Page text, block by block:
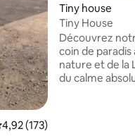
: 4,97 sur 5
moyenne sur la
4,92 (173)
Tiny house
Tiny House
Découvrez
coin de
nature et de la
du calme